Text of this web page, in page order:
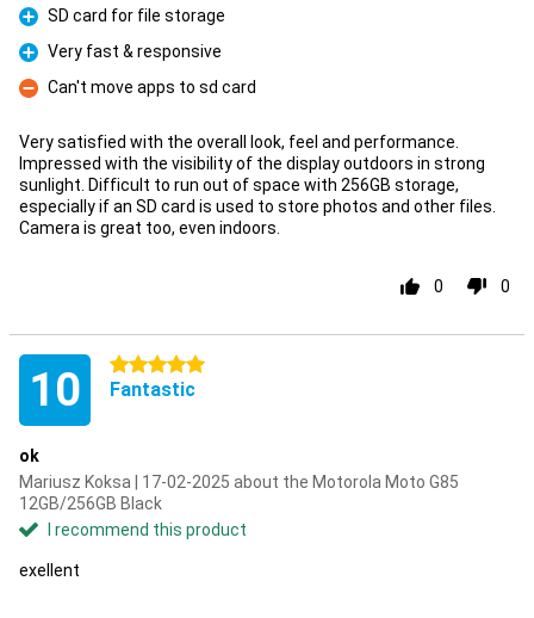
Pro
SD card for file storage
Pro
Very fast & responsive
Con
Can't move apps to sd card
Very satisfied with the overall look, feel and performance.
Impressed with the visibility of the display outdoors in strong
sunlight. Difficult to run out of space with 256GB storage,
especially if an SD card is used to store photos and other files.
Camera is great too, even indoors.
0 0
10 5 stars
Fantastic
ok
Mariusz Koksa | 17-02-2025 about the Motorola Moto G85
12GB/256GB Black
I recommend this product
exellent